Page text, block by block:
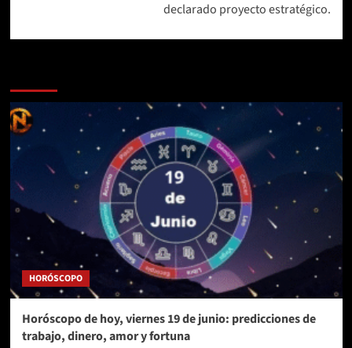
declarado proyecto estratégico.
HORÓSCOPO
Horóscopo de hoy, viernes 19 de junio: predicciones de
trabajo, dinero, amor y fortuna